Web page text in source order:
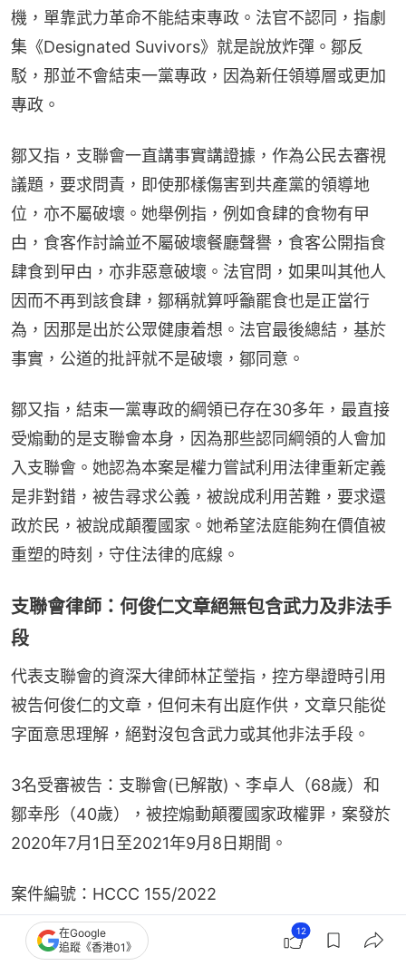
機，單靠武力革命不能結束專政。法官不認同，指劇
集《Designated Suvivors》就是說放炸彈。鄒反
駁，那並不會結束一黨專政，因為新任領導層或更加
專政。
鄒又指，支聯會一直講事實講證據，作為公民去審視
議題，要求問責，即使那樣傷害到共產黨的領導地
位，亦不屬破壞。她舉例指，例如食肆的食物有曱
甴，食客作討論並不屬破壞餐廳聲譽，食客公開指食
肆食到曱甴，亦非惡意破壞。法官問，如果叫其他人
因而不再到該食肆，鄒稱就算呼籲罷食也是正當行
為，因那是出於公眾健康着想。法官最後總結，基於
事實，公道的批評就不是破壞，鄒同意。
鄒又指，結束一黨專政的綱領已存在30多年，最直接
受煽動的是支聯會本身，因為那些認同綱領的人會加
入支聯會。她認為本案是權力嘗試利用法律重新定義
是非對錯，被告尋求公義，被說成利用苦難，要求還
政於民，被說成顛覆國家。她希望法庭能夠在價值被
重塑的時刻，守住法律的底線。
支聯會律師：何俊仁文章絕無包含武力及非法手
段
代表支聯會的資深大律師林芷瑩指，控方舉證時引用
被告何俊仁的文章，但何未有出庭作供，文章只能從
字面意思理解，絕對沒包含武力或其他非法手段。
3名受審被告：支聯會(已解散)、李卓人（68歲）和
鄒幸彤（40歲），被控煽動顛覆國家政權罪，案發於
2020年7月1日至2021年9月8日期間。
案件編號：HCCC 155/2022
在Google
追蹤《香港01》
12